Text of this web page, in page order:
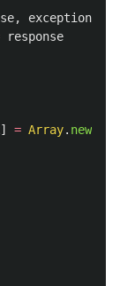
, exception
response
] = Array. new